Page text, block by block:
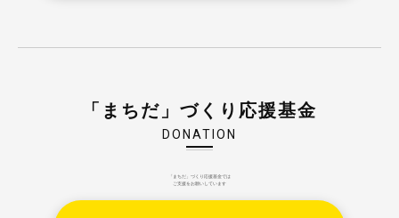
「まちだ」づくり応援基金
DONATION
「まちだ」づくり応援基金では
ご支援をお願いしています